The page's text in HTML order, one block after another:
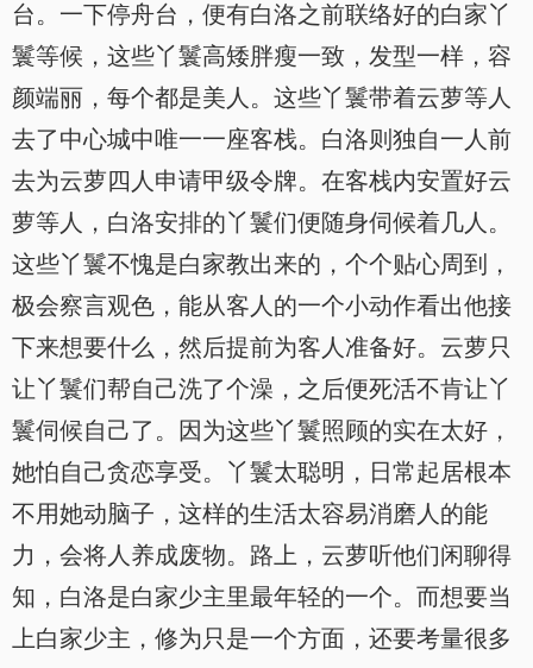
台。一下停舟台，便有白洛之前联络好的白家丫
鬟等候，这些丫鬟高矮胖瘦一致，发型一样，容
颜端丽，每个都是美人。这些丫鬟带着云萝等人
去了中心城中唯一一座客栈。白洛则独自一人前
去为云萝四人申请甲级令牌。在客栈内安置好云
萝等人，白洛安排的丫鬟们便随身伺候着几人。
这些丫鬟不愧是白家教出来的，个个贴心周到，
极会察言观色，能从客人的一个小动作看出他接
下来想要什么，然后提前为客人准备好。云萝只
让丫鬟们帮自己洗了个澡，之后便死活不肯让丫
鬟伺候自己了。因为这些丫鬟照顾的实在太好，
她怕自己贪恋享受。丫鬟太聪明，日常起居根本
不用她动脑子，这样的生活太容易消磨人的能
力，会将人养成废物。路上，云萝听他们闲聊得
知，白洛是白家少主里最年轻的一个。而想要当
上白家少主，修为只是一个方面，还要考量很多